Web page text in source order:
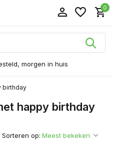
0
morgen in huis
birthday
happy birthday
Sorteren op: